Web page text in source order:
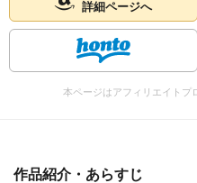
詳細ページへ
本ページはアフィリエイトプ
作品紹介・あらすじ